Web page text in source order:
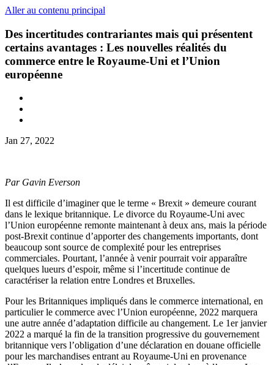
Aller au contenu principal
Des incertitudes contrariantes mais qui présentent
certains avantages : Les nouvelles réalités du
commerce entre le Royaume-Uni et l’Union
européenne
Jan 27, 2022
Par Gavin Everson
Il est difficile d’imaginer que le terme « Brexit » demeure courant
dans le lexique britannique. Le divorce du Royaume-Uni avec
l’Union européenne remonte maintenant à deux ans, mais la période
post-Brexit continue d’apporter des changements importants, dont
beaucoup sont source de complexité pour les entreprises
commerciales. Pourtant, l’année à venir pourrait voir apparaître
quelques lueurs d’espoir, même si l’incertitude continue de
caractériser la relation entre Londres et Bruxelles.
Pour les Britanniques impliqués dans le commerce international, en
particulier le commerce avec l’Union européenne, 2022 marquera
une autre année d’adaptation difficile au changement. Le 1er janvier
2022 a marqué la fin de la transition progressive du gouvernement
britannique vers l’obligation d’une déclaration en douane officielle
pour les marchandises entrant au Royaume-Uni en provenance